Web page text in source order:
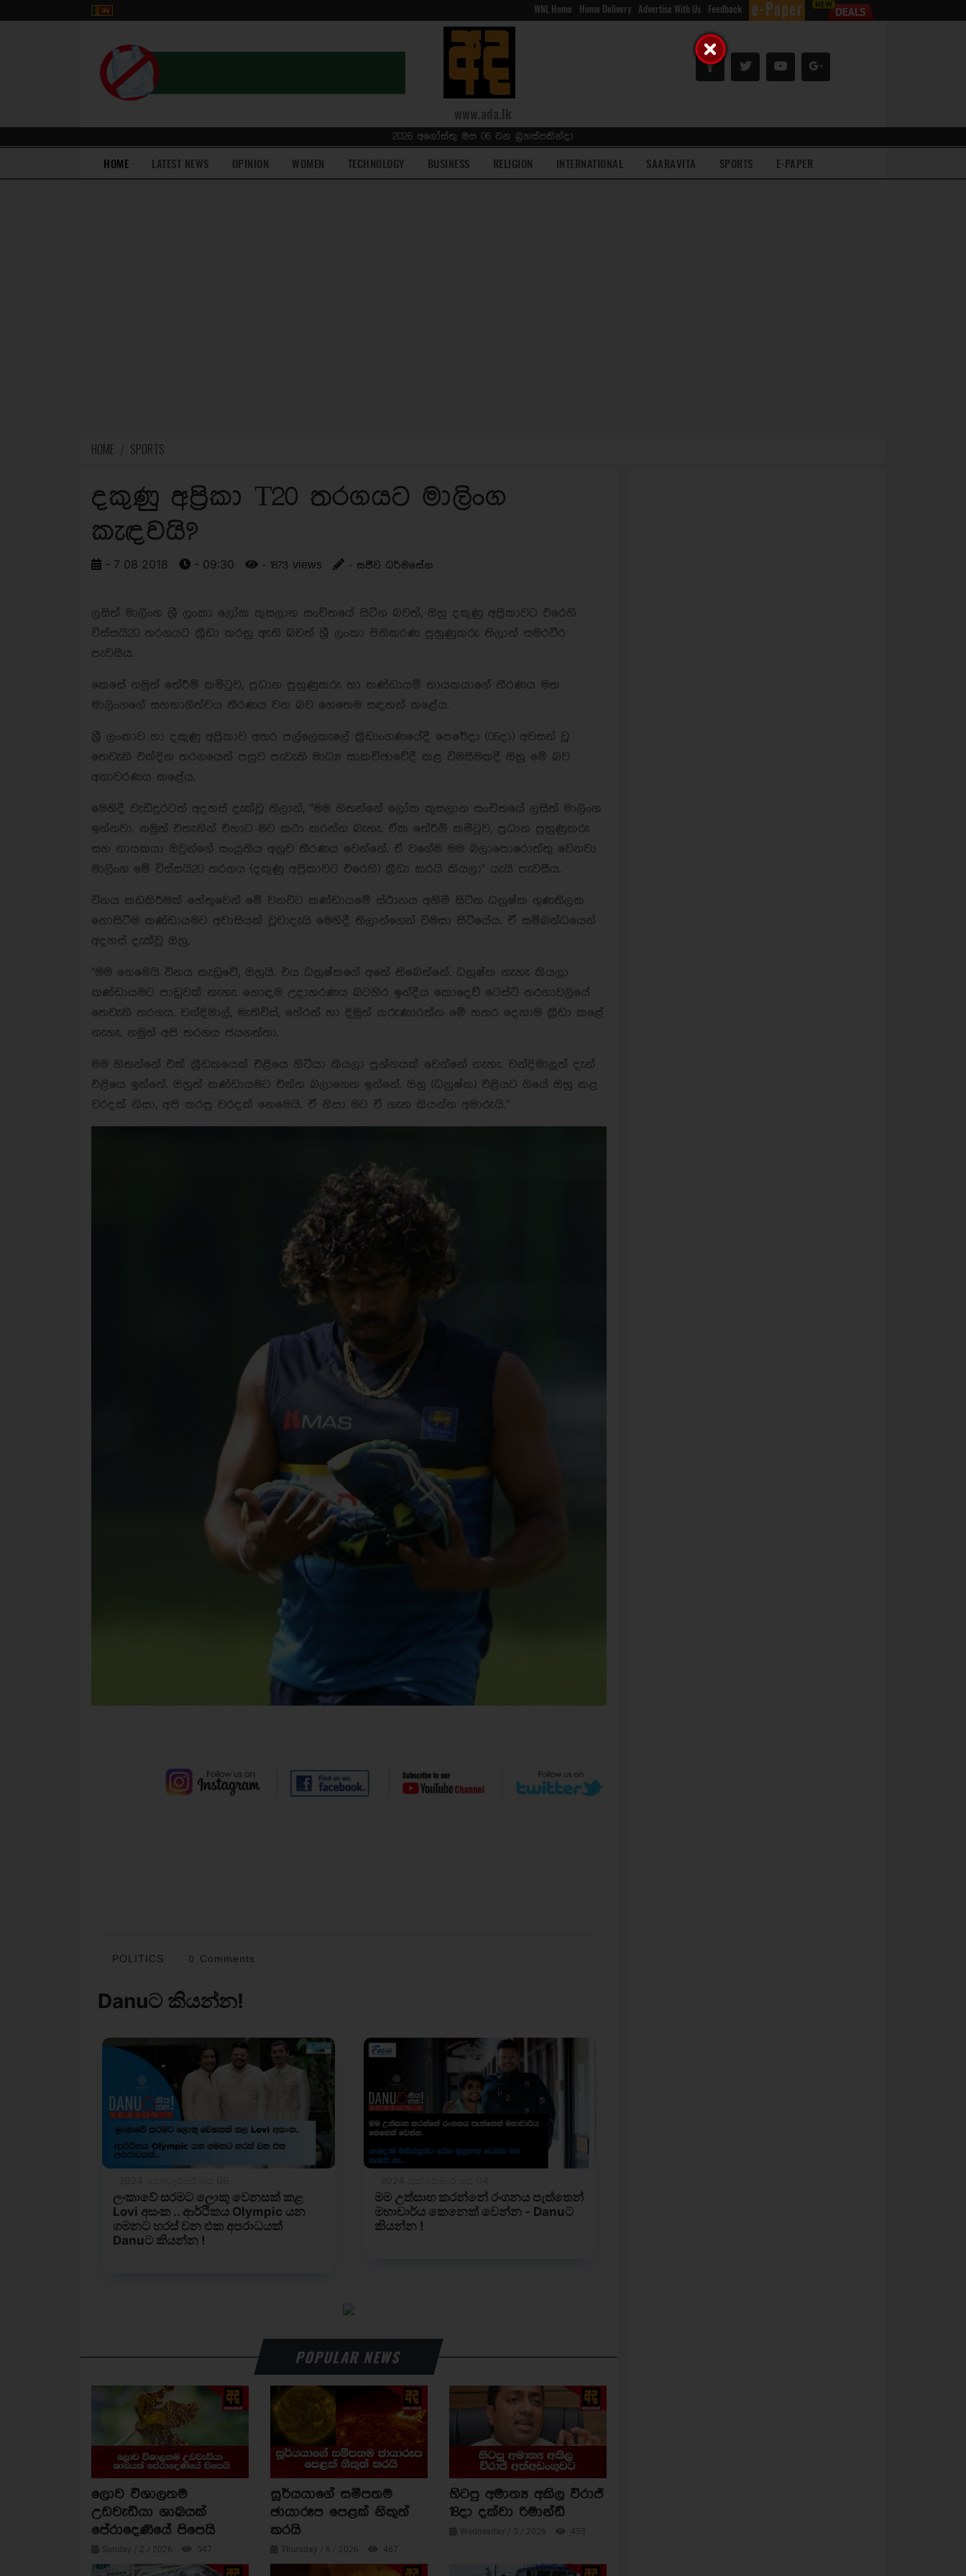
WNL Home Home Delivery Advertise With Us Feedback
www.ada.lk
2026 අගෝස්තු මස 06 වන බ්‍රහස්පතින්දා
HOME(current)LATEST NEWS OPINION WOMEN TECHNOLOGY BUSINESS RELIGION INTERNATIONAL SAARAVITA SPORTS E-PAPER
HOME SPORTS
දකුණු අප්‍රිකා T20 තරගයට මාලිංග
කැඳවයි?
- 7 08 2018 - 09:30 - 1873 views - සජීව ධර්මසේන
ලසිත් මාලිංග ශ්‍රී ලංකා ලෝක කුසලාන සංචිතයේ සිටින බවත්, ඔහු දකුණු අප්‍රිකාවට එරෙහි
විස්සයි20 තරගයට ක්‍රීඩා කරනු ඇති බවත් ශ්‍රී ලංකා පිතිකරණ පුහුණුකරු තිලාන් සමරවීර
පැවසීය.
කෙසේ නමුත් තේරීම් කමිටුව, ප්‍රධාන පුහුණුකරු හා කණ්ඩායම් නායකයාගේ තීරණය මත
මාලිංගගේ සහභාගීත්වය තීරණය වන බව හෙතෙම සඳහන් කළේය.
ශ්‍රී ලංකාව හා දකුණු අප්‍රිකාව අතර පල්ලෙකැලේ ක්‍රීඩාංගණයේදී පෙරේදා (05දා) අවසන් වූ
තෙවැනි එක්දින තරගයෙන් පසුව පැවැති මාධ්‍ය සාකච්ඡාවේදී කළ විමසීමකදී ඔහු මේ බව
අනාවරණය කළේය.
මෙහිදී වැඩිදුරටත් අදහස් දැක්වූ තිලාන්, "මම හිතන්නේ ලෝක කුසලාන සංචිතයේ ලසිත් මාලිංග
ඉන්නවා. නමුත් එතැනින් එහාට මට කථා කරන්න බැහැ. ඒක තේරීම් කමිටුව, ප්‍රධාන පුහුණුකරු
සහ නායකයා ඔවුන්ගේ සංයුතිය අනුව තීරණය වෙන්නේ. ඒ වගේම මම බලාපොරොත්තු වෙනවා
මාලිංග මේ විස්සයි20 තරගය (දකුණු අප්‍රිකාවට එරෙහි) ක්‍රීඩා කරයි කියලා" යැයි පැවසීය.
විනය කඩකිරීමක් හේතුවෙන් මේ වනවිට කණ්ඩායමේ ස්ථානය අහිමි සිටින ධනුෂ්ක ගුණතිලක
නොසිටීම කණ්ඩායමට අවාසියක් වූවාදැයි මෙහිදී තිලාන්ගෙන් විමසා සිටියේය. ඒ සම්බන්ධයෙන්
අදහස් දැක්වූ ඔහු,
"මම නෙමෙයි විනය කැඩුවේ, ඔහුයි. එය ධනුෂ්කගේ අතේ තිබෙන්නේ. ධනුෂ්ක නැහැ කියලා
කණ්ඩායමට පාඩුවක් නැහැ. හොඳම උදාහරණය බටහිර ඉන්දීය කොදෙව් ටෙස්ට් තරගාවලියේ
තෙවැනි තරගය. චන්දිමාල්, මැතිව්ස්, හේරත් හා දිමුත් කරුණාරත්න මේ හතර දෙනාම ක්‍රීඩා කළේ
නැහැ. නමුත් අපි තරගය ජයගත්තා.
මම හිතන්නේ එක් ක්‍රීඩකයෙක් එළියෙ හිටියා කියලා ප්‍රශ්නයක් වෙන්නේ නැහැ. චන්දිමාලුත් දැන්
එළියෙ ඉන්නේ. ඔහුත් කණ්ඩායමට එන්න බලාගෙන ඉන්නේ. ඔහු (ධනුෂ්ක) එළියට ගියේ ඔහු කළ
වරදක් නිසා, අපි කරපු වරදක් නෙමෙයි. ඒ නිසා මට ඒ ගැන කියන්න අමාරුයි."
POLITICS 0 Comments
POPULAR NEWS
ලොව විශාලතම
උඩවැඩියා ශාඛයක්
පේරාදෙණියේ පිපෙයි
Sunday / 2 / 2026 547
සූර්යයාගේ සමීපතම
ඡායාරූප පෙළක් නිකුත්
කරයි
Thursday / 6 / 2026 467
හිටපු අමාත්‍ය අකිල විරාජ්
18දා දක්වා රිමාන්ඩ්
Wednesday / 5 / 2026 453